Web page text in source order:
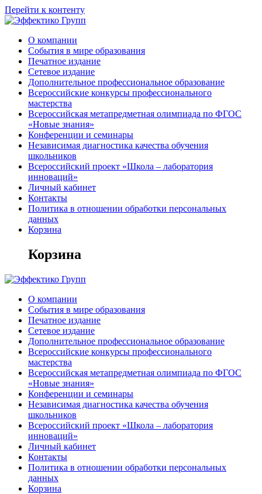
Перейти к контенту
О компании
События в мире образования
Печатное издание
Сетевое издание
Дополнительное профессиональное образование
Всероссийские конкурсы профессионального
мастерства
Всероссийская метапредметная олимпиада по ФГОС
«Новые знания»
Конференции и семинары
Независимая диагностика качества обучения
школьников
Всероссийский проект «Школа – лаборатория
инноваций»
Личный кабинет
Контакты
Политика в отношении обработки персональных
данных
Корзина
Корзина
О компании
События в мире образования
Печатное издание
Сетевое издание
Дополнительное профессиональное образование
Всероссийские конкурсы профессионального
мастерства
Всероссийская метапредметная олимпиада по ФГОС
«Новые знания»
Конференции и семинары
Независимая диагностика качества обучения
школьников
Всероссийский проект «Школа – лаборатория
инноваций»
Личный кабинет
Контакты
Политика в отношении обработки персональных
данных
Корзина